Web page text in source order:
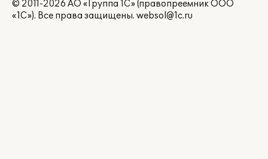
© 2011-2026 АО «Группа 1С» (правопреемник ООО
«1С»). Все права защищены. websol@1c.ru